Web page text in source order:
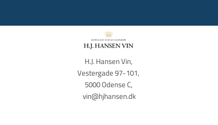
H.J. Hansen Vin,
Vestergade 97-101,
5000 Odense C,
vin@hjhansen.dk